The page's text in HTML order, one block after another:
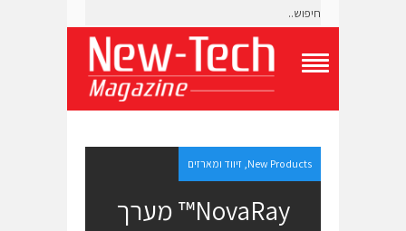
g
l
e
N
New Products זיווד ומארזים
NovaRay™ מערך